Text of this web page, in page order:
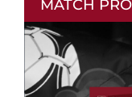
MATCH